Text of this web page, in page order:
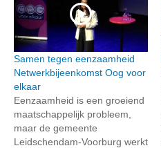
Samen tegen eenzaamheid
Netwerkbijeenkomst Oog voor
elkaar
Eenzaamheid is een groeiend
maatschappelijk probleem,
maar de gemeente
Leidschendam-Voorburg werkt